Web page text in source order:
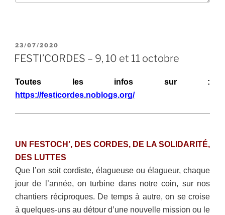
PUBLIÉ
LE
23/07/2020
FESTI’CORDES – 9, 10 et 11 octobre
Toutes les infos sur :
https://festicordes.noblogs.org/
UN FESTOCH’, DES CORDES, DE LA SOLIDARITÉ,
DES LUTTES
Que l’on soit cordiste, élagueuse ou élagueur, chaque
jour de l’année, on turbine dans notre coin, sur nos
chantiers réciproques. De temps à autre, on se croise
à quelques-uns au détour d’une nouvelle mission ou le